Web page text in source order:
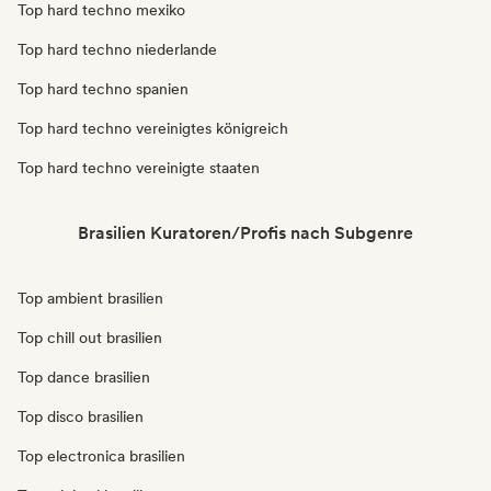
Top hard techno mexiko
Top hard techno niederlande
Top hard techno spanien
Top hard techno vereinigtes königreich
Top hard techno vereinigte staaten
Brasilien Kuratoren/Profis nach Subgenre
Top ambient brasilien
Top chill out brasilien
Top dance brasilien
Top disco brasilien
Top electronica brasilien